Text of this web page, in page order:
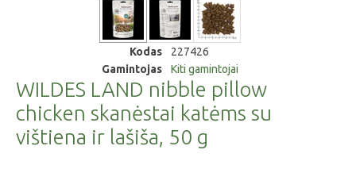
Kodas
227426
Gamintojas
Kiti gamintojai
WILDES LAND nibble pillow
chicken skanėstai katėms su
vištiena ir lašiša, 50 g